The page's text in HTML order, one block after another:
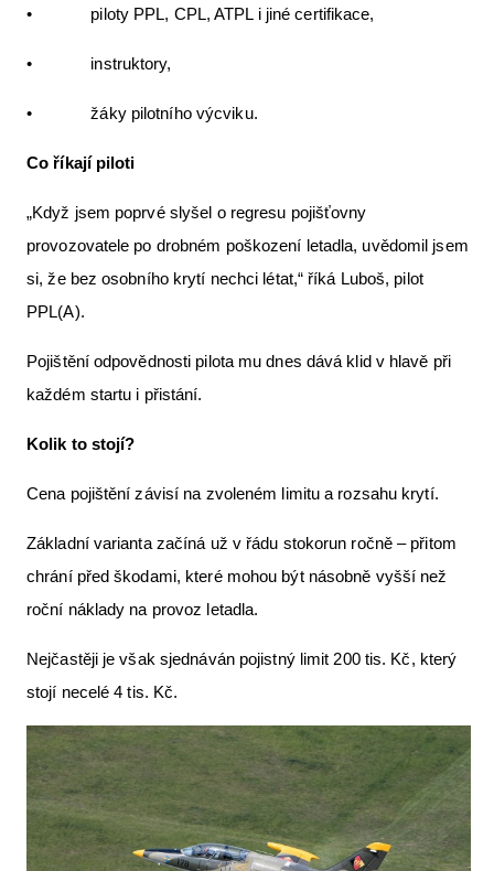
• piloty PPL, CPL, ATPL i jiné certifikace,
• instruktory,
• žáky pilotního výcviku.
Co říkají piloti
„Když jsem poprvé slyšel o regresu pojišťovny
provozovatele po drobném poškození letadla, uvědomil jsem
si, že bez osobního krytí nechci létat,“ říká Luboš, pilot
PPL(A).
Pojištění odpovědnosti pilota mu dnes dává klid v hlavě při
každém startu i přistání.
Kolik to stojí?
Cena pojištění závisí na zvoleném limitu a rozsahu krytí.
Základní varianta začíná už v řádu stokorun ročně – přitom
chrání před škodami, které mohou být násobně vyšší než
roční náklady na provoz letadla.
Nejčastěji je však sjednáván pojistný limit 200 tis. Kč, který
stojí necelé 4 tis. Kč.